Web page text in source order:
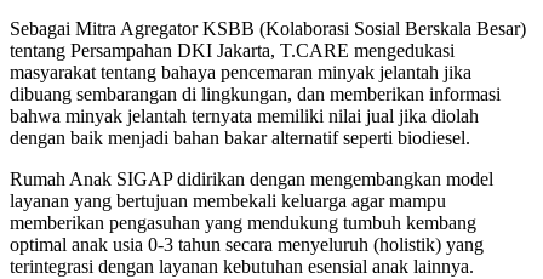
Sebagai Mitra Agregator KSBB (Kolaborasi Sosial Berskala Besar)
tentang Persampahan DKI Jakarta, T.CARE mengedukasi
masyarakat tentang bahaya pencemaran minyak jelantah jika
dibuang sembarangan di lingkungan, dan memberikan informasi
bahwa minyak jelantah ternyata memiliki nilai jual jika diolah
dengan baik menjadi bahan bakar alternatif seperti biodiesel.
Rumah Anak SIGAP didirikan dengan mengembangkan model
layanan yang bertujuan membekali keluarga agar mampu
memberikan pengasuhan yang mendukung tumbuh kembang
optimal anak usia 0-3 tahun secara menyeluruh (holistik) yang
terintegrasi dengan layanan kebutuhan esensial anak lainnya.